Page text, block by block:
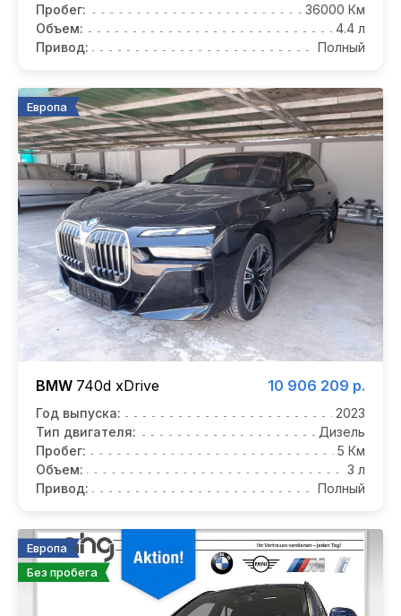
Пробег:
36000 Км
Объем:
4.4 л
Привод:
Полный
Европа
BMW 740d xDrive 10 906 209 р.
Год выпуска:
2023
Тип двигателя:
Дизель
Пробег:
5 Км
Объем:
3 л
Привод:
Полный
Европа
Без пробега